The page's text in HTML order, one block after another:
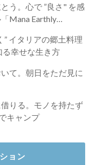
う。心で ”良さ" を感
Mana Earthly
” イタリアの郷土料理
る幸せな生き方
て。朝日をただ見に
りる。モノを持たず
キャンプ
ョン